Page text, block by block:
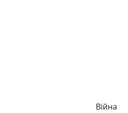
Війна